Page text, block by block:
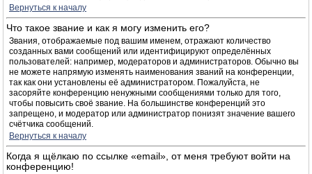
Вернуться к началу
Что такое звание и как я могу изменить его?
Звания, отображаемые под вашим именем, отражают количество
созданных вами сообщений или идентифицируют определённых
пользователей: например, модераторов и администраторов. Обычно вы
не можете напрямую изменять наименования званий на конференции,
так как они установлены её администратором. Пожалуйста, не
засоряйте конференцию ненужными сообщениями только для того,
чтобы повысить своё звание. На большинстве конференций это
запрещено, и модератор или администратор понизят значение вашего
счётчика сообщений.
Вернуться к началу
Когда я щёлкаю по ссылке «email», от меня требуют войти на
конференцию!